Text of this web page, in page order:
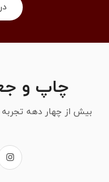
چاپ و
بیش از چهار دهه تجربه